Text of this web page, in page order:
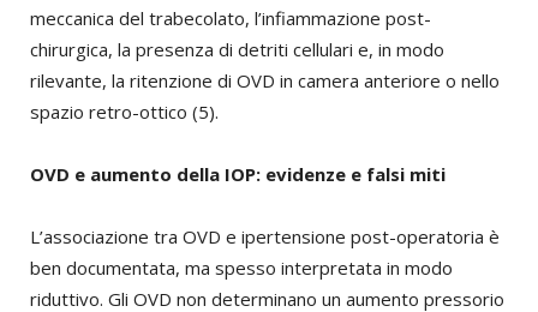
meccanica del trabecolato, l’infiammazione post-
chirurgica, la presenza di detriti cellulari e, in modo
rilevante, la ritenzione di OVD in camera anteriore o nello
spazio retro-ottico (5).
OVD e aumento della IOP: evidenze e falsi miti
L’associazione tra OVD e ipertensione post-operatoria è
ben documentata, ma spesso interpretata in modo
riduttivo. Gli OVD non determinano un aumento pressorio